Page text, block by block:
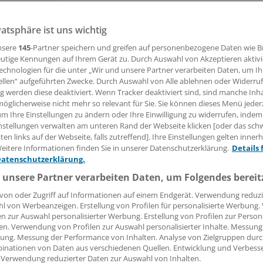
und Empfehlungen zur Kohlenmonoxidvergiftung
Leserin, lieber Leser,
Beitrag können Sie lesen, sobald Sie sich
Jetzt anmelden »
Kostenlos
vergessen?
Problem beim Login?
ist mit wenigen Klicks erledigt und kostenlos.
des kostenlosen Login:
Analysen, Hintergründe und Infografiken
Interviews und Praxis-Tipps
auf allemedizinischen Berichte und Kommentare
ist uns wichtig
145-Partner speichern und greifen auf personenbezogene Daten wie
Kennungen auf Ihrem Gerät zu. Durch Auswahl von Akzeptieren
für die unter „Wir und unsere Partner verarbeiten Daten, um
aufgeführten Zwecke. Durch Auswahl von Alle ablehnen oder
werden diese deaktiviert. Wenn Tracker deaktiviert sind, sind manche
nicht mehr so relevant für Sie. Sie können dieses Menü
Ihre Einstellungen zu ändern oder Ihre Einwilligung zu widerrufen,
verwalten am unteren Rand der Webseite klicken [oder das
links auf der Webseite, falls zutreffend]. Ihre Einstellungen gelten
Informationen finden Sie in unserer Datenschutzerklärung. Details
Partner verarbeiten Daten, um Folgendes
oder Zugriff auf Informationen auf einem Endgerät. Verwendung
von Werbeanzeigen. Erstellung von Profilen für personalisierte
zur Auswahl personalisierter Werbung. Erstellung von Profilen zur
Verwendung von Profilen zur Auswahl personalisierter Inhalte.
Messung der Performance von Inhalten. Analyse von Zielgruppen
von Daten aus verschiedenen Quellen. Entwicklung und
reduzierter Daten zur Auswahl von Inhalten.